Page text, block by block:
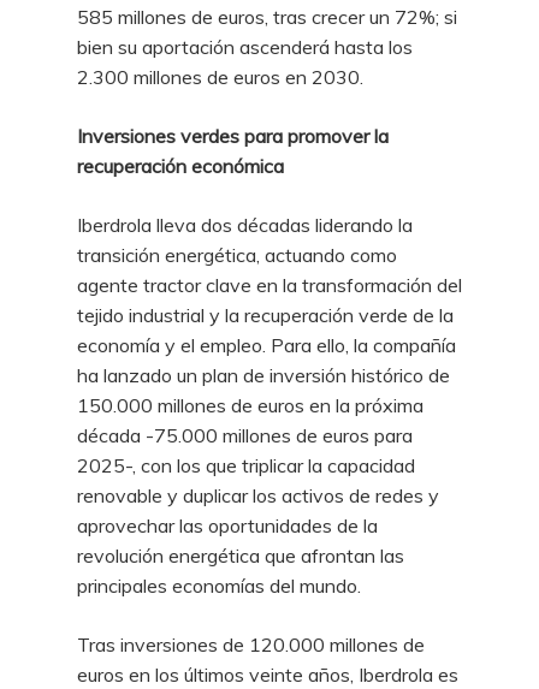
585 millones de euros, tras crecer un 72%; si
bien su aportación ascenderá hasta los
2.300 millones de euros en 2030.
Inversiones verdes para promover la
recuperación económica
Iberdrola lleva dos décadas liderando la
transición energética, actuando como
agente tractor clave en la transformación del
tejido industrial y la recuperación verde de la
economía y el empleo. Para ello, la compañía
ha lanzado un plan de inversión histórico de
150.000 millones de euros en la próxima
década -75.000 millones de euros para
2025-, con los que triplicar la capacidad
renovable y duplicar los activos de redes y
aprovechar las oportunidades de la
revolución energética que afrontan las
principales economías del mundo.
Tras inversiones de 120.000 millones de
euros en los últimos veinte años, Iberdrola es